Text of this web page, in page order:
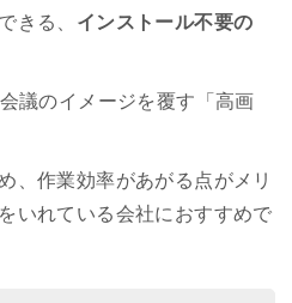
きる、 インストール不要の
議のイメージを覆す「高画
、作業効率があがる点がメリ
いれている会社におすすめで